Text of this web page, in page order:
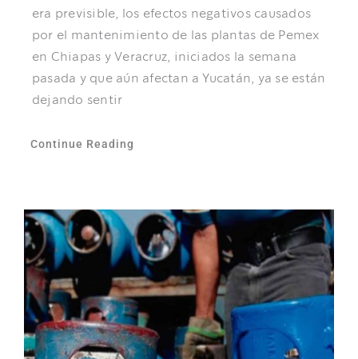
era previsible, los efectos negativos causados
por el mantenimiento de las plantas de Pemex
en Chiapas y Veracruz, iniciados la semana
pasada y que aún afectan a Yucatán, ya se están
dejando sentir
Continue Reading